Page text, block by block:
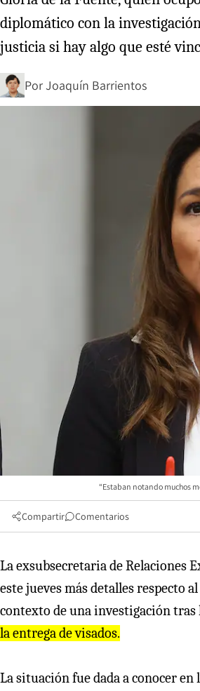
diplomático con la
justicia si hay algo que esté
PorJoaquín Barrientos
“Estaban notando muchos
Compartir Comentarios
La exsubsecretaria de Relaciones
este jueves más detalles respecto
contexto de una investigación tras
la entrega de visados.
La situación fue dada a conocer